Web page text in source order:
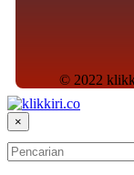
© 2022
×